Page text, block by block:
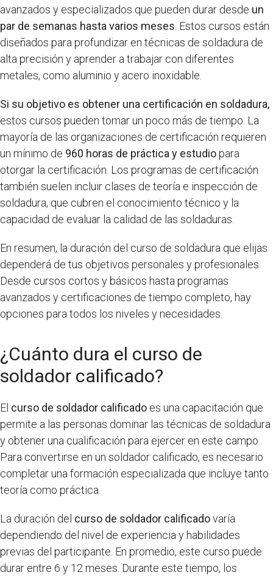
avanzados y especializados que pueden durar desde un
par de semanas hasta varios meses . Estos cursos están
diseñados para profundizar en técnicas de soldadura de
alta precisión y aprender a trabajar con diferentes
metales, como aluminio y acero inoxidable.
Si su objetivo es obtener una certificación en soldadura,
estos cursos pueden tomar un poco más de tiempo. La
mayoría de las organizaciones de certificación requieren
un mínimo de 960 horas de práctica y estudiopara
otorgar la certificación. Los programas de certificación
también suelen incluir clases de teoría e inspección de
soldadura, que cubren el conocimiento técnico y la
capacidad de evaluar la calidad de las soldaduras.
En resumen, la duración del curso de soldadura que elijas
dependerá de tus objetivos personales y profesionales.
Desde cursos cortos y básicos hasta programas
avanzados y certificaciones de tiempo completo, hay
opciones para todos los niveles y necesidades.
¿Cuánto dura el curso de
soldador calificado?
El curso de soldador calificado es una capacitación que
permite a las personas dominar las técnicas de soldadura
y obtener una cualificación para ejercer en este campo.
Para convertirse en un soldador calificado, es necesario
completar una formación especializada que incluye tanto
teoría como práctica.
La duración del curso de soldador calificadovaría
dependiendo del nivel de experiencia y habilidades
previas del participante. En promedio, este curso puede
durar entre 6 y 12 meses. Durante este tiempo, los